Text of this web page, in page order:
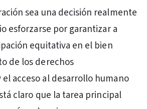
sea una decisión realmente
esforzarse por garantizar a
equitativa en el bien
de los derechos
acceso al desarrollo humano
claro que la tarea principal